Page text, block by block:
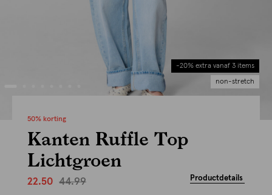
-20% extra vanaf 3 items
non-stretch
50% korting
Kanten Ruffle Top
Lichtgroen
22.50 44.99 Productdetails